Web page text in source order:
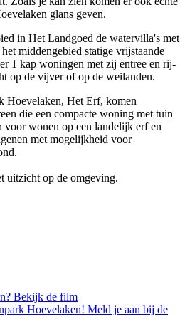
glans geven.
in Het Landgoed de watervilla's met
middengebied statige vrijstaande
1 kap woningen met zij entree en rij-
op de vijver of op de weilanden.
Hoevelaken, Het Erf, komen
die een compacte woning met tuin
wonen op een landelijk erf en
met mogelijkheid voor
uitzicht op de omgeving.
Bekijk de film
Hoevelaken! Meld je aan bij de